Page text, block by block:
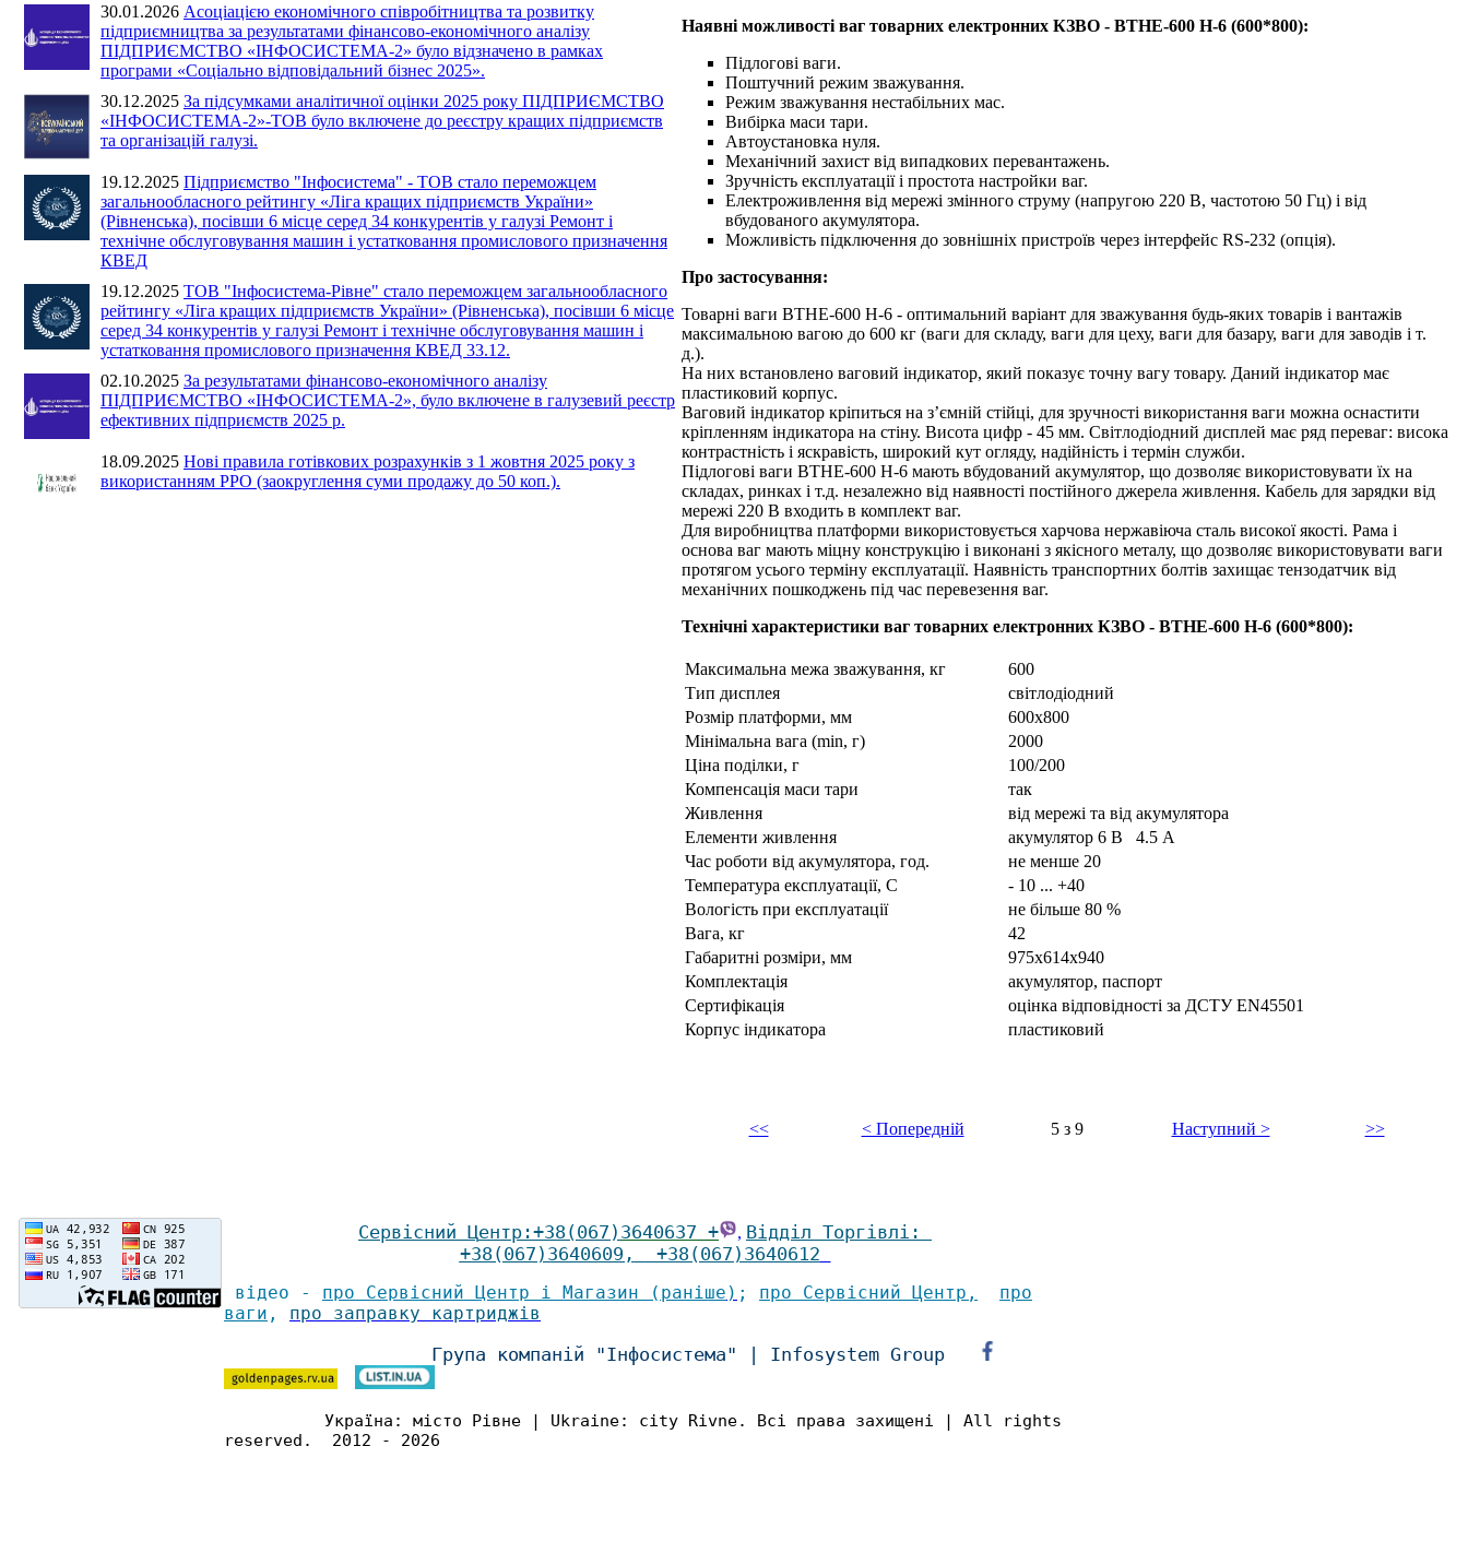
30.01.2026 Асоціацією економічного співробітництва та розвитку
підприємництва за результатами фінансово-економічного аналізу
ПІДПРИЄМСТВО «ІНФОСИСТЕМА-2» було відзначено в рамках
програми «Соціально відповідальний бізнес 2025».
30.12.2025 За підсумками аналітичної оцінки 2025 року ПІДПРИЄМСТВО
«ІНФОСИСТЕМА-2»-ТОВ було включене до реєстру кращих підприємств
та організацій галузі.
19.12.2025 Підприємство "Інфосистема" - ТОВ стало переможцем
загальнообласного рейтингу «Ліга кращих підприємств України»
(Рівненська), посівши 6 місце серед 34 конкурентів у галузі Ремонт і
технічне обслуговування машин і устатковання промислового призначення
КВЕД
19.12.2025 ТОВ "Інфосистема-Рівне" стало переможцем загальнообласного
рейтингу «Ліга кращих підприємств України» (Рівненська), посівши 6 місце
серед 34 конкурентів у галузі Ремонт і технічне обслуговування машин і
устатковання промислового призначення КВЕД 33.12.
02.10.2025 За результатами фінансово-економічного аналізу
ПІДПРИЄМСТВО «ІНФОСИСТЕМА-2», було включене в галузевий реєстр
ефективних підприємств 2025 р.
18.09.2025 Нові правила готівкових розрахунків з 1 жовтня 2025 року з
використанням РРО (заокруглення суми продажу до 50 коп.).
Наявні можливості ваг товарних електронних КЗВО - ВТНЕ-600 Н-6 (600*800):
Підлогові ваги.
Поштучний режим зважування.
Режим зважування нестабільних мас.
Вибірка маси тари.
Автоустановка нуля.
Механічний захист від випадкових перевантажень.
Зручність експлуатації і простота настройки ваг.
Електроживлення від мережі змінного струму (напругою 220 В, частотою 50 Гц) і від
вбудованого акумулятора.
Можливість підключення до зовнішніх пристроїв через інтерфейс RS-232 (опція).
Про застосування:
Товарні ваги ВТНЕ-600 Н-6 - оптимальний варіант для зважування будь-яких товарів і вантажів
максимальною вагою до 600 кг (ваги для складу, ваги для цеху, ваги для базару, ваги для заводів і т.
д.).
На них встановлено ваговий індикатор, який показує точну вагу товару. Даний індикатор має
пластиковий корпус.
Ваговий індикатор кріпиться на з’ємній стійці, для зручності використання ваги можна оснастити
кріпленням індикатора на стіну. Висота цифр - 45 мм. Світлодіодний дисплей має ряд переваг: висока
контрастність і яскравість, широкий кут огляду, надійність і термін служби.
Підлогові ваги ВТНЕ-600 Н-6 мають вбудований акумулятор, що дозволяє використовувати їх на
складах, ринках і т.д. незалежно від наявності постійного джерела живлення. Кабель для зарядки від
мережі 220 В входить в комплект ваг.
Для виробництва платформи використовується харчова нержавіюча сталь високої якості. Рама і
основа ваг мають міцну конструкцію і виконані з якісного металу, що дозволяє використовувати ваги
протягом усього терміну експлуатації. Наявність транспортних болтів захищає тензодатчик від
механічних пошкоджень під час перевезення ваг.
Технічні характеристики ваг товарних електронних КЗВО - ВТНЕ-600 Н-6 (600*800):
Максимальна межа зважування, кг
600
Тип дисплея
світлодіодний
Розмір платформи, мм
600х800
Мінімальна вага (min, г)
2000
Ціна поділки, г
100/200
Компенсація маси тари
так
Живлення
від мережі та від акумулятора
Елементи живлення
акумулятор 6 В 4.5 А
Час роботи від акумулятора, год.
не менше 20
Температура експлуатації, C
- 10 ... +40
Вологість при експлуатації
не більше 80 %
Вага, кг
42
Габаритні розміри, мм
975х614х940
Комплектація
акумулятор, паспорт
Сертифікація
оцінка відповідності за ДСТУ EN45501
Корпус індикатора
пластиковий
<< < Попередній 5 з 9 Наступний > >>
Сервісний Центр :+38(067) 3640637 + , Відділ Торгівлі :
+38(067)3640609 , +38(067)3640612
відео - про Сервісний Центр і Магазин (раніше ) ; про Сервісний Центр , про
ваги , про заправку картриджів
Група компаній "Інфосистема" | Infosystem Group
Україна: місто Рівне | Ukraine: city Rivne. Всі права захищені | All rights
reserved. 2012 - 2026